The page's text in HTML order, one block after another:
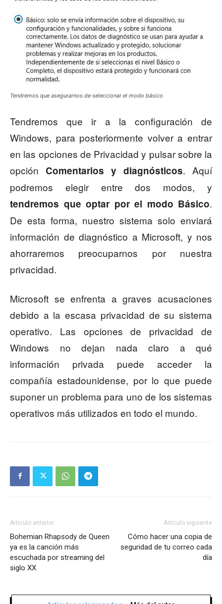
Tendremos que asegurarnos de seleccionar el modo básico
Tendremos que ir a la configuración de
Windows, para posteriormente volver a entrar
en las opciones de Privacidad y pulsar sobre la
opción Comentarios y diagnósticos. Aquí
podremos elegir entre dos modos, y
tendremos que optar por el modo Básico.
De esta forma, nuestro sistema solo enviará
información de diagnóstico a Microsoft, y nos
ahorraremos preocuparnos por nuestra
privacidad.
Microsoft se enfrenta a graves acusaciones
debido a la escasa privacidad de su sistema
operativo. Las opciones de privacidad de
Windows no dejan nada claro a qué
información privada puede acceder la
compañía estadounidense, por lo que puede
suponer un problema para uno de los sistemas
operativos más utilizados en todo el mundo.
Artículo anterior
Bohemian Rhapsody de Queen
ya es la canción más
escuchada por streaming del
siglo XX
Artículo siguiente
Cómo hacer una copia de
seguridad de tu correo cada
día